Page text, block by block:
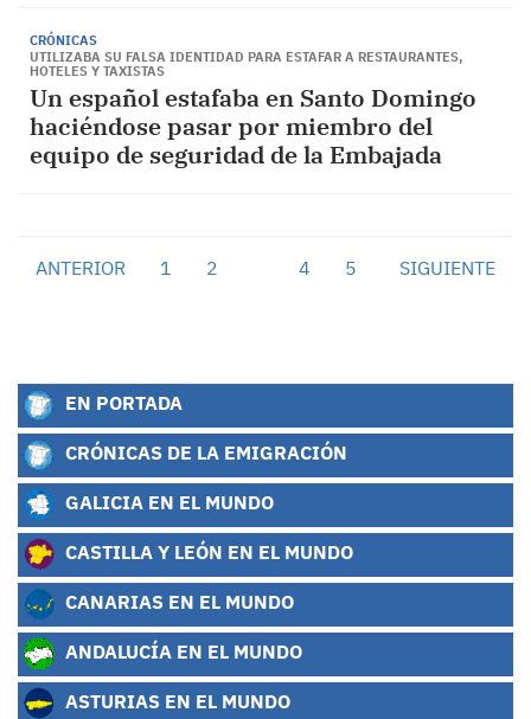
CRÓNICAS
UTILIZABA SU FALSA IDENTIDAD PARA ESTAFAR A RESTAURANTES,
HOTELES Y TAXISTAS
Un español estafaba en Santo Domingo
haciéndose pasar por miembro del
equipo de seguridad de la Embajada
ANTERIOR 1 2 4 5 SIGUIENTE
EN PORTADA
CRÓNICAS DE LA EMIGRACIÓN
GALICIA EN EL MUNDO
CASTILLA Y LEÓN EN EL MUNDO
CANARIAS EN EL MUNDO
ANDALUCÍA EN EL MUNDO
ASTURIAS EN EL MUNDO